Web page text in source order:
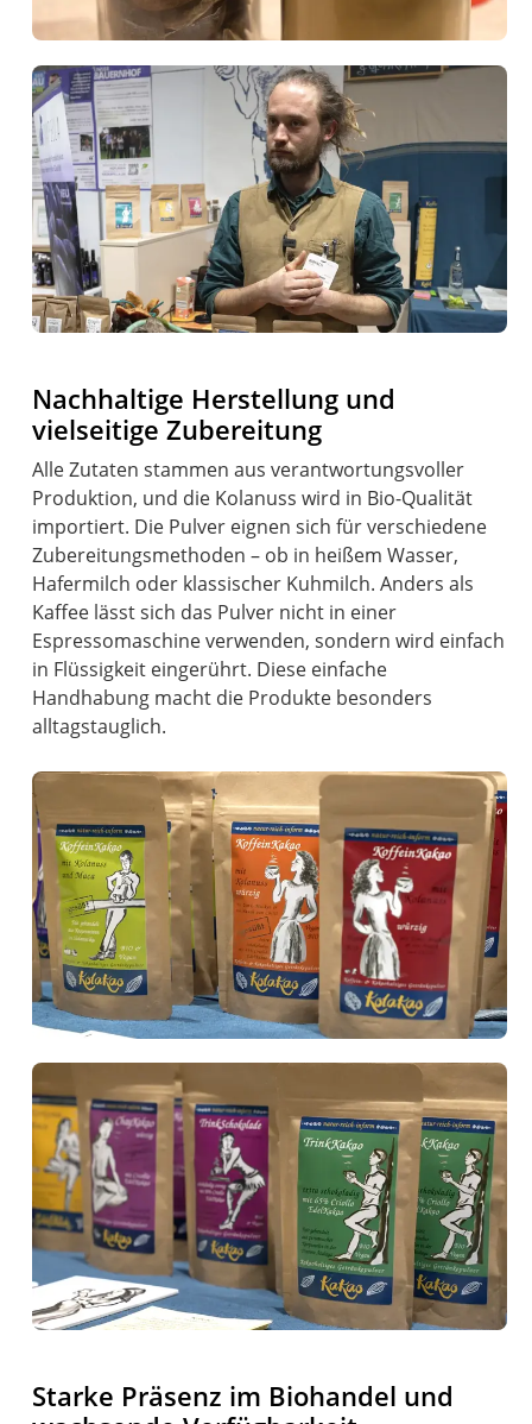
Nachhaltige Herstellung und
vielseitige Zubereitung
Alle Zutaten stammen aus verantwortungsvoller
Produktion, und die Kolanuss wird in Bio-Qualität
importiert. Die Pulver eignen sich für verschiedene
Zubereitungsmethoden – ob in heißem Wasser,
Hafermilch oder klassischer Kuhmilch. Anders als
Kaffee lässt sich das Pulver nicht in einer
Espressomaschine verwenden, sondern wird einfach
in Flüssigkeit eingerührt. Diese einfache
Handhabung macht die Produkte besonders
alltagstauglich.
Starke Präsenz im Biohandel und